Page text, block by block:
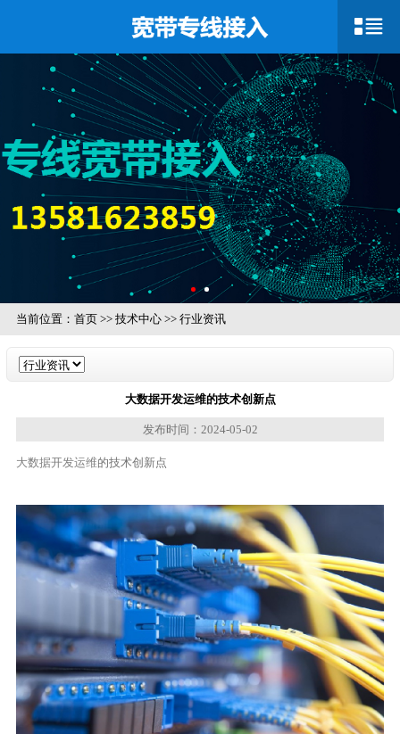
当前位置： 首页>> 技术中心>> 行业资讯
大数据开发运维的技术创新点
发布时间：2024-05-02
大数据开发运维的技术创新点